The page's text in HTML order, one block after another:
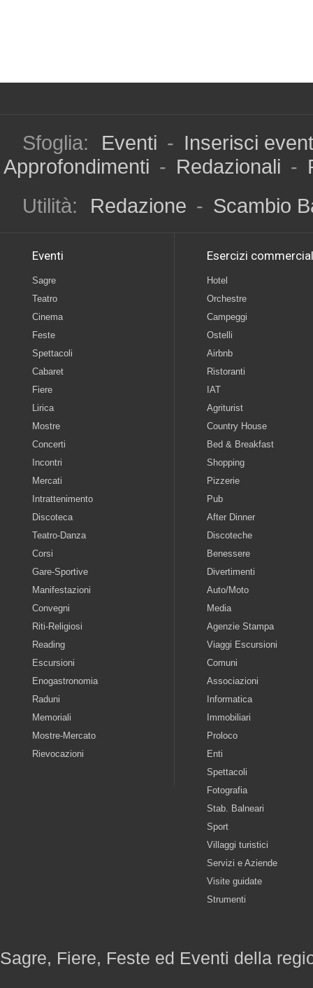
Sfoglia: Eventi - Inserisci
Approfondimenti - Redazionali -
Utilità:
Redazione - Scambio
Eventi
Sagre
Teatro
Cinema
Feste
Spettacoli
Cabaret
Fiere
Lirica
Mostre
Concerti
Incontri
Mercati
Intrattenimento
Discoteca
Teatro-Danza
Corsi
Gare-Sportive
Manifestazioni
Convegni
Riti-Religiosi
Reading
Escursioni
Enogastronomia
Raduni
Memoriali
Mostre-Mercato
Rievocazioni
Esercizi
Hotel
Orchestre
Campeggi
Ostelli
Airbnb
Ristoranti
IAT
Agriturist
Country House
Bed & Breakfast
Shopping
Pizzerie
Pub
After Dinner
Discoteche
Benessere
Divertimenti
Auto/Moto
Media
Agenzie Stampa
Viaggi Escursioni
Comuni
Associazioni
Informatica
Immobiliari
Proloco
Enti
Spettacoli
Fotografia
Stab. Balneari
Sport
Villaggi turistici
Servizi e Aziende
Visite guidate
Strumenti
Sagre, Fiere, Feste ed Eventi della